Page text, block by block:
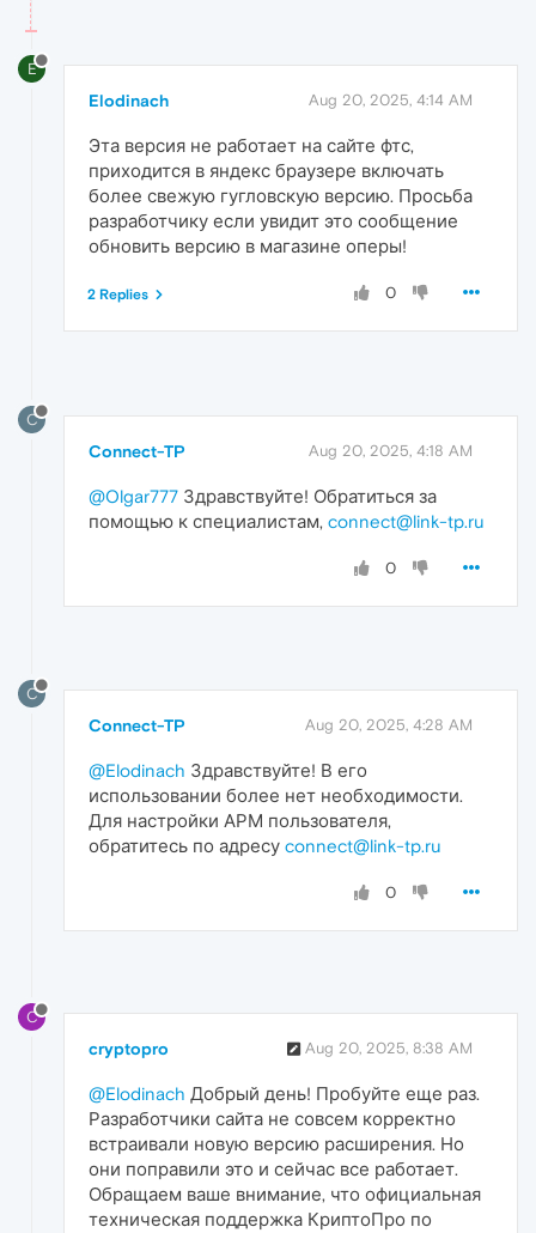
E
Elodinach Aug 20, 2025, 4:14 AM
Эта версия не работает на сайте фтс,
приходится в яндекс браузере включать
более свежую гугловскую версию. Просьба
разработчику если увидит это сообщение
обновить версию в магазине оперы!
0
2 Replies
C
Connect-TP Aug 20, 2025, 4:18 AM
@Olgar777 Здравствуйте! Обратиться за
помощью к специалистам, connect@link-tp.ru
0
C
Connect-TP Aug 20, 2025, 4:28 AM
@Elodinach Здравствуйте! В его
использовании более нет необходимости.
Для настройки АРМ пользователя,
обратитесь по адресу connect@link-tp.ru
0
C
cryptopro Aug 20, 2025, 8:38 AM
@Elodinach Добрый день! Пробуйте еще раз.
Разработчики сайта не совсем корректно
встраивали новую версию расширения. Но
они поправили это и сейчас все работает.
Обращаем ваше внимание, что официальная
техническая поддержка КриптоПро по